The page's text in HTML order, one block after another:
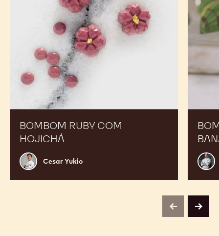
BOMBOM RUBY COM
HOJICHÁ
Cesar
Yukio
Cesar Yukio
Russ
previousnext